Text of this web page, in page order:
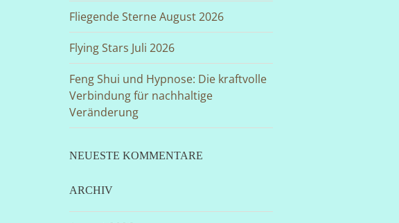
Fliegende Sterne August 2026
Flying Stars Juli 2026
Feng Shui und Hypnose: Die kraftvolle
Verbindung für nachhaltige
Veränderung
NEUESTE KOMMENTARE
ARCHIV